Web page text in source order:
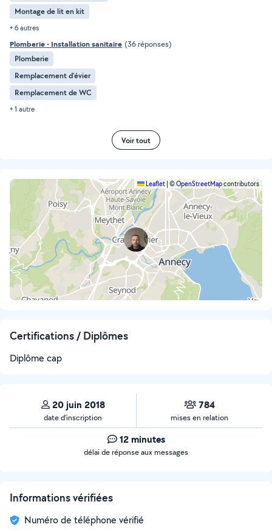
Montage de lit en kit
+ 6 autres
Plomberie - Installation sanitaire (36 réponses)
Plomberie
Remplacement d'évier
Remplacement de WC
+ 1 autre
Voir tout
Leaflet |©OpenStreetMapcontributors
Certifications / Diplômes
Diplôme cap
20 juin 2018
date d’inscription
784
mises en relation
12 minutes
délai de réponse aux messages
Informations vérifiées
Numéro de téléphone vérifié